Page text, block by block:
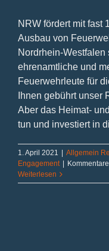
NRW fördert mit fast
Ausbau von
Nordrhein-
ehrenamtliche und
Feuerwehrleute für
Ihnen gebührt unser
Aber das Heimat-
tun und investiert in
1. April 2021 Allgemein
Engagement
Weiterlesen